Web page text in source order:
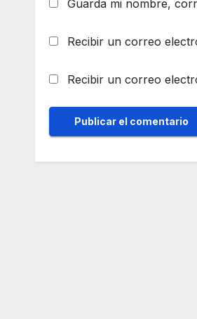
Guarda mi nombre,
Recibir un correo
Recibir un correo